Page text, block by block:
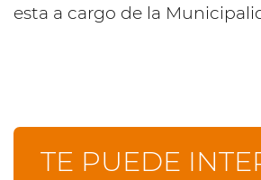
esta a cargo de la
TE PUEDE